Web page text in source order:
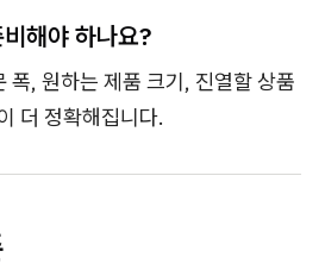
해야 하나요?
폭, 원하는 제품 크기, 진열할 상품
더 정확해집니다.